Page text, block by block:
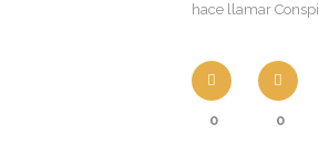
hace llamar
0 0